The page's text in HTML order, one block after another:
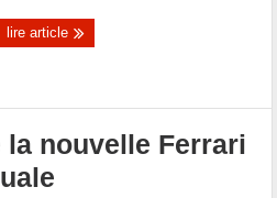
lire article
la nouvelle Ferrari